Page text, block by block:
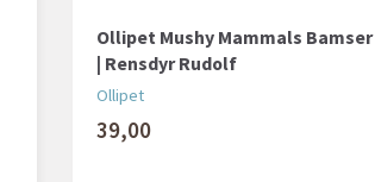
Ollipet Mushy Mammals Bamser
| Rensdyr Rudolf
Ollipet
39,00